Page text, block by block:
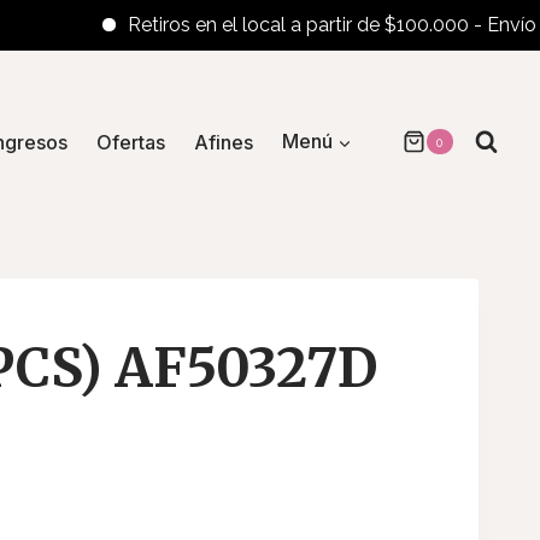
Retiros en el local a partir de $100.000 - Envíos al
Ofertas Afines Menú 0
AF50327D